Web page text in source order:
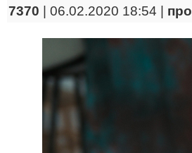
7370 | 06.02.2020 18:54 |